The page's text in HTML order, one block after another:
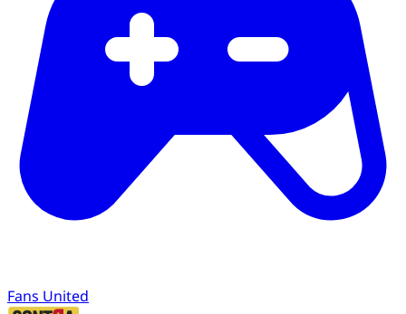
Fans United